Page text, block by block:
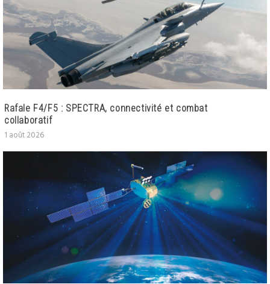
Rafale F4/F5 : SPECTRA, connectivité et combat
collaboratif
1 août 2026